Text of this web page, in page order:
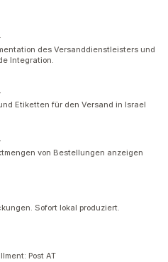
des Versanddienstleisters und
Integration.
Etiketten für den Versand in Israel
von Bestellungen anzeigen
Sofort lokal produziert.
Post AT